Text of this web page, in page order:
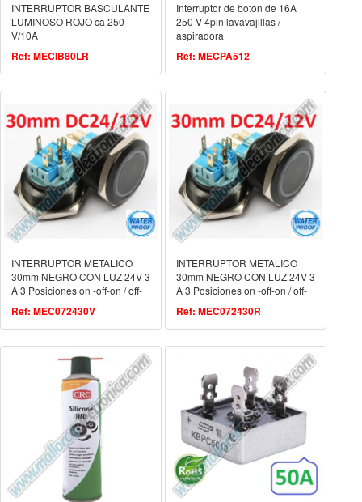
INTERRUPTOR BASCULANTE
LUMINOSO ROJO ca 250
V/10A
Ref: MECIB80LR
Interruptor de botón de 16A
250 V 4pin lavavajillas /
aspiradora
Ref: MECPA512
INTERRUPTOR METALICO
30mm NEGRO CON LUZ 24V 3
A 3 Posiciones on -off-on / off-
Ref: MEC072430V
INTERRUPTOR METALICO
30mm NEGRO CON LUZ 24V 3
A 3 Posiciones on -off-on / off-
Ref: MEC072430R